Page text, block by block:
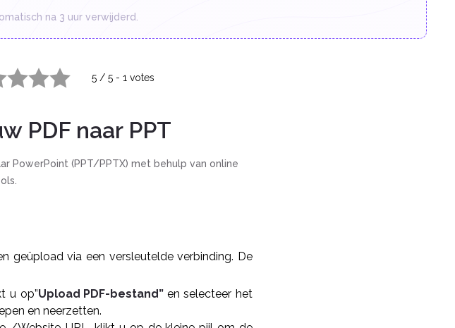
na 3 uur verwijderd.
5/ 5- 1 votes
PDF naar PPT
PowerPoint (PPT/PPTX) met behulp van online
geüpload via een versleutelde verbinding. De
u op”Upload PDF-bestand” en selecteer het
en neerzetten.